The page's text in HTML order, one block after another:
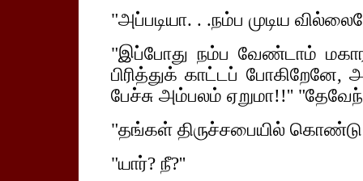
"அப்படியா. . .நம்ப முடிய
"இப்போது நம்ப வேண்டாம்
பிரித்துக் காட்டப்
பேச்சு அம்பலம் ஏறுமா!!''
"தங்கள் திருச்சபையில் கொண்டு
"யார்? நீ?''